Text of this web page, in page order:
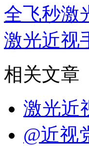
全飞秒激
激光近视
相关文章
激光近
@近视